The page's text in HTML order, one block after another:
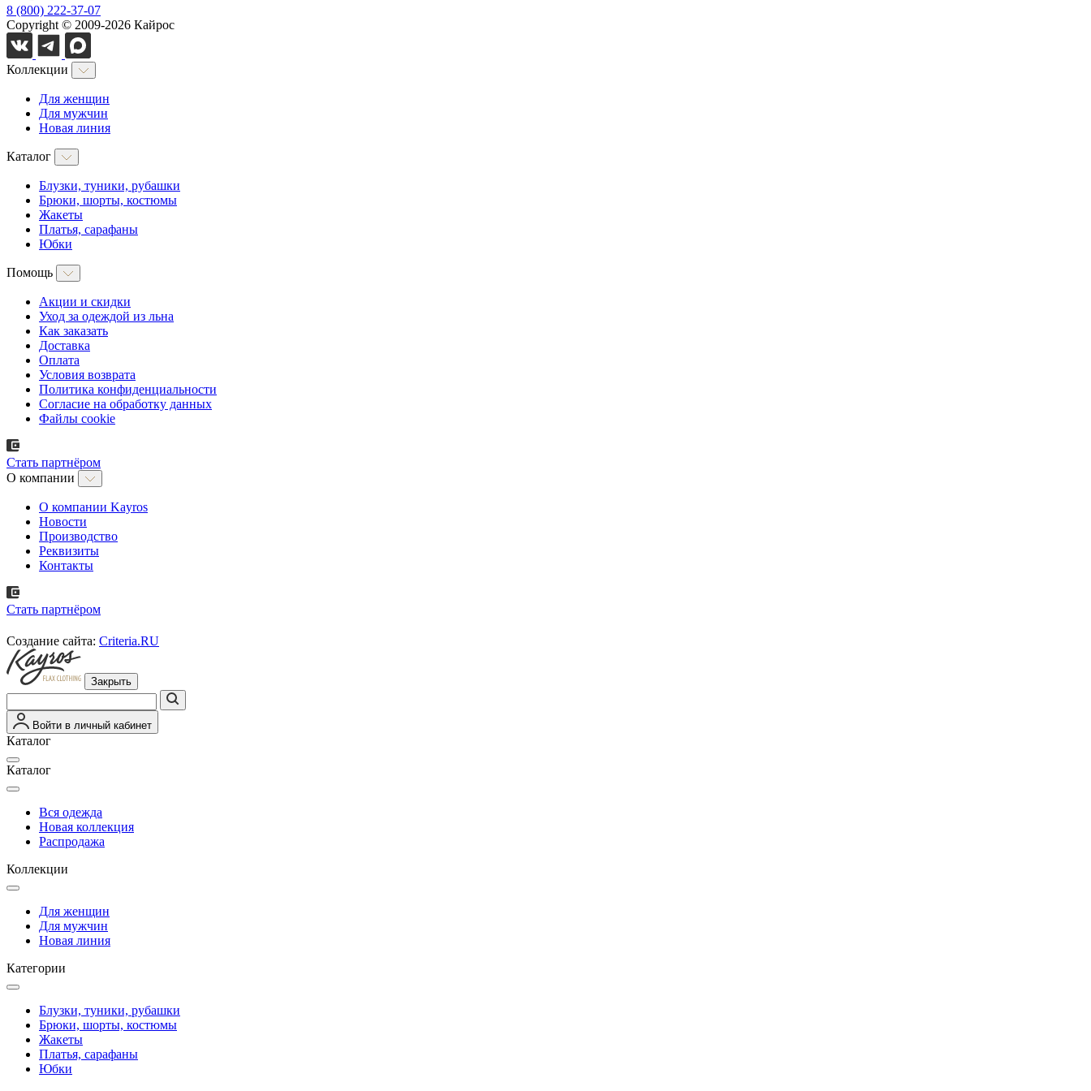
8 (800) 222-37-07
Copyright © 2009-2026 Кайрос
Коллекции
Для женщин
Для мужчин
Новая линия
Каталог
Блузки, туники, рубашки
Брюки, шорты, костюмы
Жакеты
Платья, сарафаны
Юбки
Помощь
Акции и скидки
Уход за одеждой из льна
Как заказать
Доставка
Оплата
Условия возврата
Политика конфиденциальности
Согласие на обработку данных
Файлы cookie
Стать партнёром
О компании
О компании Kayros
Новости
Производство
Реквизиты
Контакты
Стать партнёром
Создание сайта: Criteria.RU
Закрыть
Войти в личный кабинет
Каталог
Каталог
Вся одежда
Новая коллекция
Распродажа
Коллекции
Для женщин
Для мужчин
Новая линия
Категории
Блузки, туники, рубашки
Брюки, шорты, костюмы
Жакеты
Платья, сарафаны
Юбки